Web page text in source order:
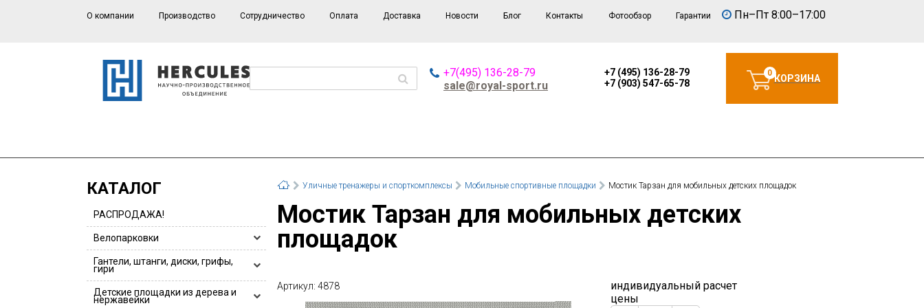
О компании Производство Сотрудничество Оплата Доставка Новости Блог Контакты Фотообзор Гарантии Пн–Пт 8:00–17:00
+7(495) 136-28-79
sale@royal-sport.ru
+7 (495) 136-28-79
+7 (903) 547-65-78
0КОРЗИНА
КАТАЛОГ
РАСПРОДАЖА!
Велопарковки
Велопарковки HERCULES
Велопарковки для 1 или 2 велосипедов
Велопарковки из нержавейки
Гантели, штанги, диски, грифы,
гири
Гантели, гантельные ряды
Детские площадки из дерева и
нержавейки
Уличные тренажеры и спорткомплексы Мобильные спортивные площадки Мостик Тарзан для мобильных детских площадок
Мостик Тарзан для мобильных детских
площадок
Артикул: 4878
индивидуальный расчет
цены